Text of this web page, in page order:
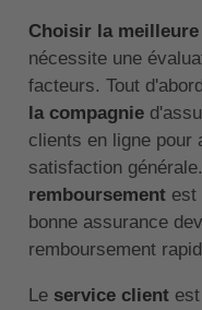
Choisir la
nécessite une
facteurs. Tout
la compagnie
clients en ligne pour
satisfaction générale.
remboursementest
bonne assurance
remboursement
Le service clientest